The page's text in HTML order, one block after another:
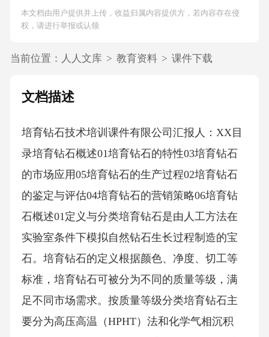
本文档由用户提供并上传，收益归属内容提供方，若内容存在侵
权，请进行举报或认领
当前位置： 人人文库 > 教育资料 > 课件下载
文档描述
培育钻石技术培训课件有限公司汇报人：XX目
录培育钻石概述01培育钻石的特性03培育钻石
的市场应用05培育钻石的生产过程02培育钻石
的鉴定与评估04培育钻石的营销策略06培育钻
石概述01定义与分类培育钻石是由人工方法在
实验室条件下模拟自然钻石生长过程制造的宝
石。培育钻石的定义根据颜色、净度、切工等
标准，培育钻石可被分为不同的质量等级，满
足不同市场需求。按质量等级分类培育钻石主
要分为高压高温（HPHT）法和化学气相沉积